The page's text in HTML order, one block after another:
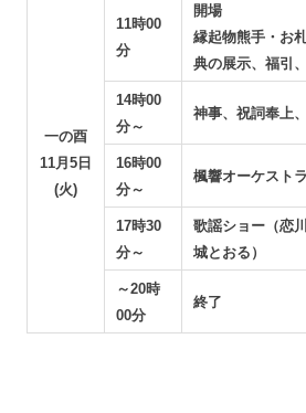
一の酉
11月5日
(火)
11時00
分
開場
縁起物熊手・お
典の展示、福引
14時00
分～
神事、祝詞奉上
16時00
分～
楓響オーケストラ
17時30
分～
歌謡ショー（恋
城とおる）
～20時
00分
終了